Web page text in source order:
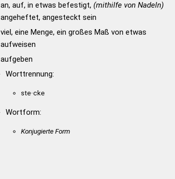
an, auf, in etwas befestigt, (mithilfe von Nadeln)
angeheftet, angesteckt sein
viel, eine Menge, ein großes Maß von etwas
aufweisen
aufgeben
Worttrennung:
ste·cke
Wortform:
Konjugierte Form